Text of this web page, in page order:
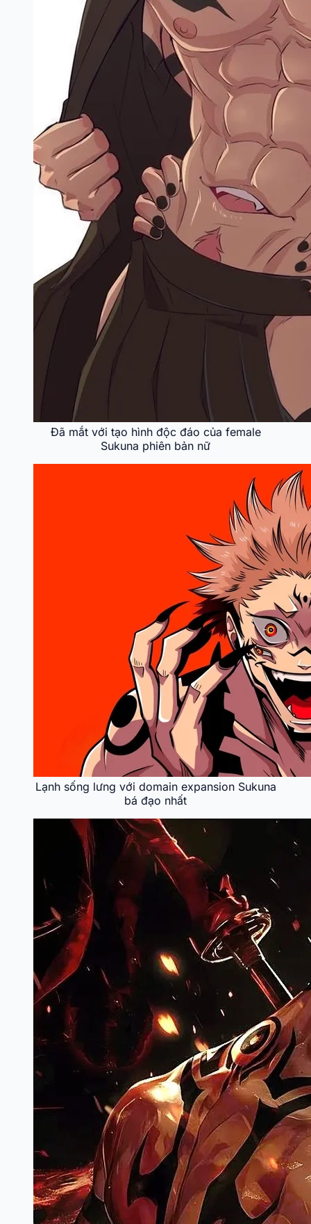
Đã mắt với tạo hình độc đáo của female
Sukuna phiên bản nữ
Lạnh sống lưng với domain expansion Sukuna
bá đạo nhất